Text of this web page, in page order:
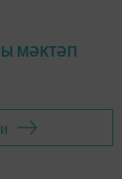
МӘКТӘП